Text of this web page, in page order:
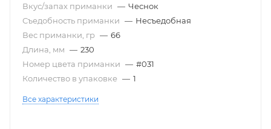
Вкус/запах приманки — Чеснок
Съедобность приманки — Несъедобная
Вес приманки, гр — 66
Длина, мм — 230
Номер цвета приманки — #031
Количество в упаковке — 1
Все характеристики